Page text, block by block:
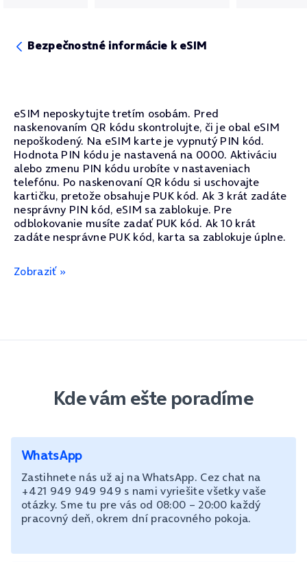
Bezpečnostné informácie k eSIM
eSIM neposkytujte tretím osobám. Pred
naskenovaním QR kódu skontrolujte, či je obal eSIM
nepoškodený. Na eSIM karte je vypnutý PIN kód.
Hodnota PIN kódu je nastavená na 0000. Aktiváciu
alebo zmenu PIN kódu urobíte v nastaveniach
telefónu. Po naskenovaní QR kódu si uschovajte
kartičku, pretože obsahuje PUK kód. Ak 3 krát zadáte
nesprávny PIN kód, eSIM sa zablokuje. Pre
odblokovanie musíte zadať PUK kód. Ak 10 krát
zadáte nesprávne PUK kód, karta sa zablokuje úplne.
Zobraziť »
Kde vám ešte poradíme
WhatsApp
Zastihnete nás už aj na WhatsApp. Cez chat na
+421 949 949 949 s nami vyriešite všetky vaše
otázky. Sme tu pre vás od 08:00 – 20:00 každý
pracovný deň, okrem dní pracovného pokoja.